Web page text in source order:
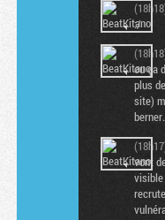
:/
ou ça
plus
site)
berner.
vont
visible